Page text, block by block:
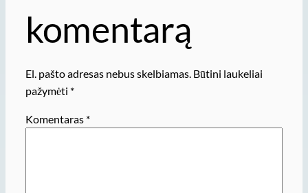
komentarą
El. pašto adresas nebus skelbiamas. Būtini laukeliai
pažymėti *
Komentaras *